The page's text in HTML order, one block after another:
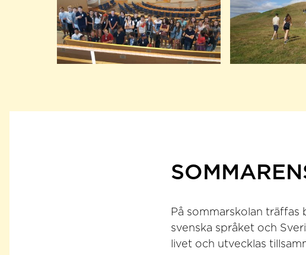
På sommarskolan träffas
svenska språket och
livet och utvecklas